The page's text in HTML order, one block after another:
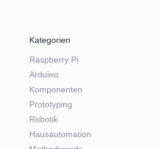
Kategorien
Raspberry Pi
Arduino
Komponenten
Prototyping
Robotik
Hausautomation